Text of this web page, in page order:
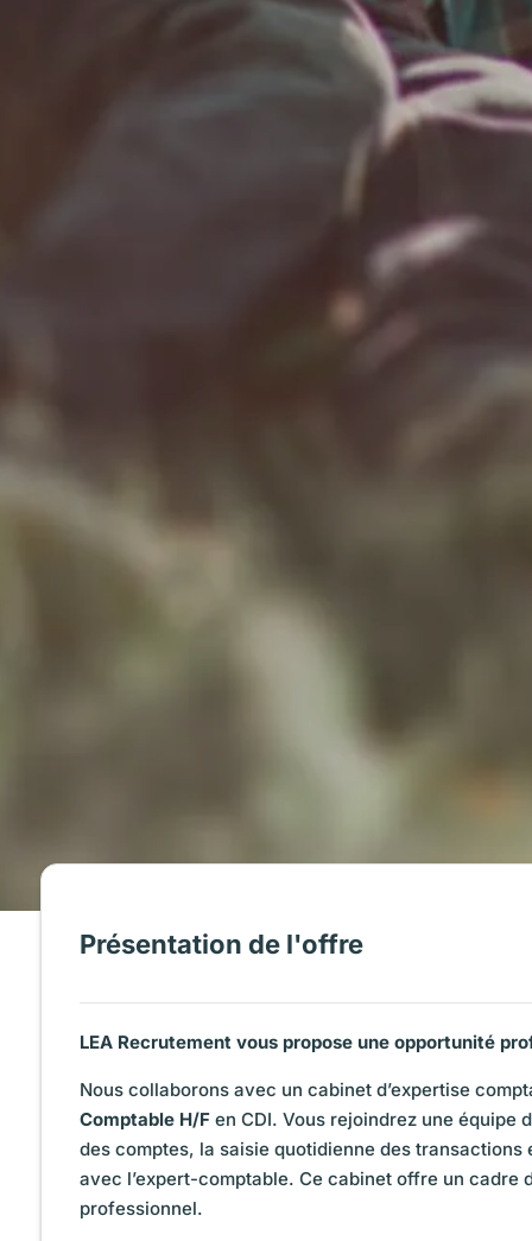
Présentation de l'offre
LEA Recrutement vous propose une opportunité
Nous collaborons avec un cabinet d’expertise
Comptable H/F en CDI. Vous rejoindrez une équipe
des comptes, la saisie quotidienne des
avec l’expert-comptable. Ce cabinet offre un cadre
professionnel.